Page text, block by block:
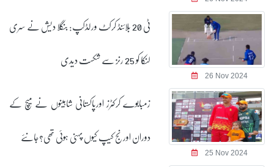
26 Nov 2024
ٹی 20 بلائنڈ کرکٹ ورلڈکپ: بنگلا دیش نے سری
لنکا کو 25 رنز سے شکست دیدی
25 Nov 2024
زمبابوے کرکٹرز اورپاکستانی شاہینوں نے میچ کے
دوران اورنج کیپ کیوں پہنی ہوئی تھی؟جانئے